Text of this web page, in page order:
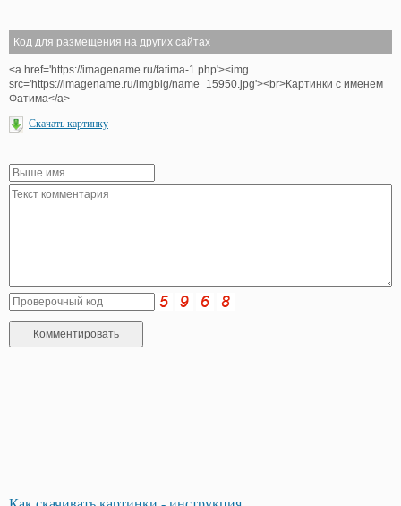
Код для размещения на других сайтах
<a href='https://imagename.ru/fatima-1.php'><img
src='https://imagename.ru/imgbig/name_15950.jpg'><br>Картинки с именем
Фатима</a>
Скачать картинку